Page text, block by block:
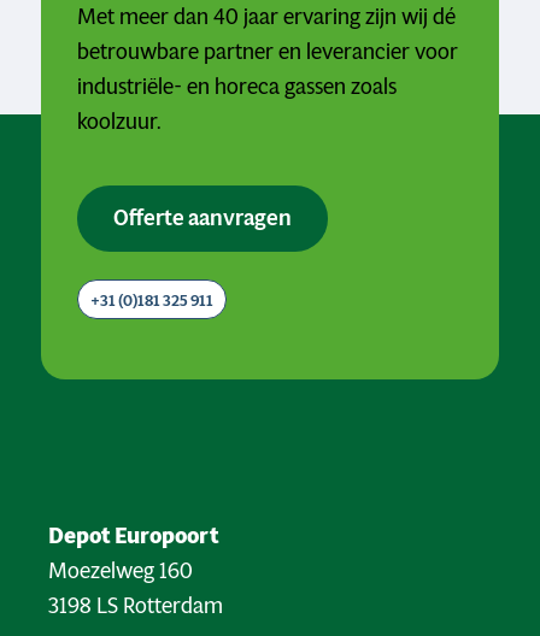
Met meer dan 40 jaar ervaring zijn wij dé
betrouwbare partner en leverancier voor
industriële- en horeca gassen zoals
koolzuur.
Offerte aanvragen
+31 (0)181 325 911
Depot Europoort
Moezelweg 160
3198 LS Rotterdam